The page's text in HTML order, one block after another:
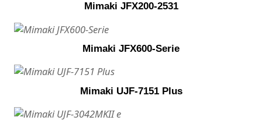
Mimaki JFX200-2531
Mimaki JFX600-Serie
Mimaki UJF-7151 Plus